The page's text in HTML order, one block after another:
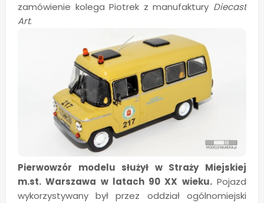
zamówienie kolega Piotrek z manufaktury Diecast
Art.
Pierwowzór modelu służył w Straży Miejskiej
m.st. Warszawa w latach 90 XX wieku.Pojazd
wykorzystywany był przez oddział ogólnomiejski